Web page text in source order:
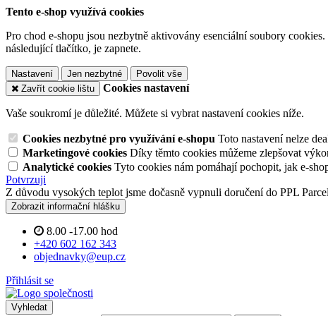
Tento e-shop využívá cookies
Pro chod e-shopu jsou nezbytně aktivovány esenciální soubory
následující tlačítko, je zapnete.
Nastavení Jen nezbytné
Povolit vše
Zavřít cookie lištu
Cookies nastavení
Vaše soukromí je důležité. Můžete si vybrat nastavení cookies níže.
Cookies nezbytné pro využívání e-shopu Toto nastavení nelze
Marketingové cookies Díky těmto cookies můžeme zlepšovat
Analytické cookies Tyto cookies nám pomáhají pochopit, jak e-
Potvrzuji
Z důvodu vysokých teplot jsme dočasně vypnuli doručení do PPL
Zobrazit informační hlášku
8.00 -17.00 hod
+420 602 162 343
objednavky@eup.cz
Přihlásit se
Vyhledat